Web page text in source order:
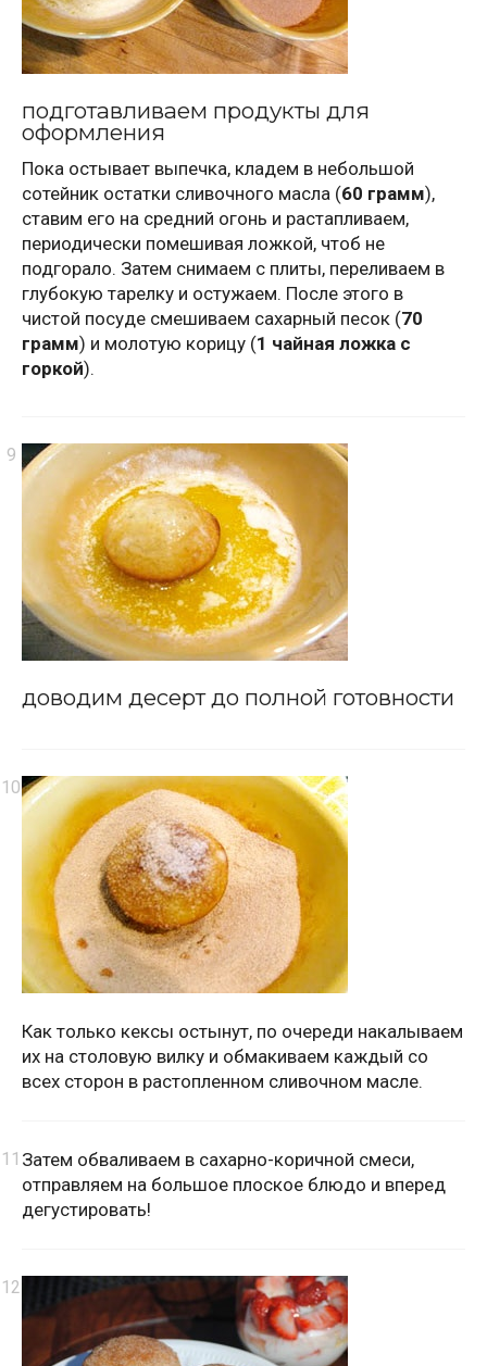
подготавливаем продукты для
оформления
Пока остывает выпечка, кладем в небольшой
сотейник остатки сливочного масла (60 грамм),
ставим его на средний огонь и растапливаем,
периодически помешивая ложкой, чтоб не
подгорало. Затем снимаем с плиты, переливаем в
глубокую тарелку и остужаем. После этого в
чистой посуде смешиваем сахарный песок (70
грамм) и молотую корицу (1 чайная ложка с
горкой).
доводим десерт до полной готовности
Как только кексы остынут, по очереди накалываем
их на столовую вилку и обмакиваем каждый со
всех сторон в растопленном сливочном масле.
Затем обваливаем в сахарно-коричной смеси,
отправляем на большое плоское блюдо и вперед
дегустировать!